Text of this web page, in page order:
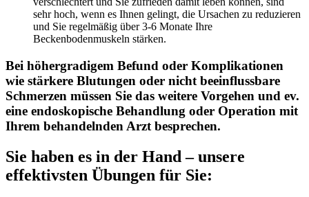
sehr hoch, wenn es Ihnen gelingt, die Ursachen zu reduzieren
und Sie regelmäßig über 3-6 Monate Ihre
Beckenbodenmuskeln stärken.
Bei höhergradigem Befund oder Komplikationen
wie stärkere Blutungen oder nicht beeinflussbare
Schmerzen müssen Sie das weitere Vorgehen und ev.
eine endoskopische Behandlung oder Operation mit
Ihrem behandelnden Arzt besprechen.
Sie haben es in der Hand – unsere
effektivsten Übungen für Sie: